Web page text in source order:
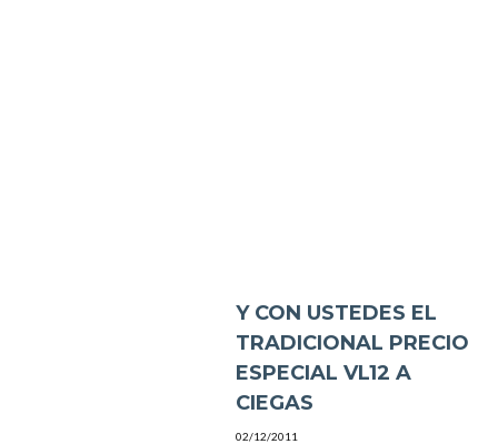
Y CON USTEDES EL
TRADICIONAL PRECIO
ESPECIAL VL12 A
CIEGAS
02/12/2011